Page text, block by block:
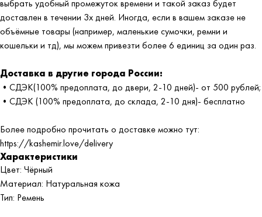
выбрать удобный промежуток времени и такой заказ будет
доставлен в течении 3х дней. Иногда, если в вашем заказе не
объёмные товары (например, маленькие сумочки, ремни и
кошельки и тд), мы можем привезти более 6 единиц за один раз.
Доставка в другие города России:
•СДЭК(100% предоплата, до двери, 2-10 дней)- от 500 рублей;
•СДЭК (100% предоплата, до склада, 2-10 дня)- бесплатно
Более подробно прочитать о доставке можно тут:
https://kashemir.love/delivery
Характеристики
Цвет: Чёрный
Материал: Натуральная кожа
Тип: Ремень